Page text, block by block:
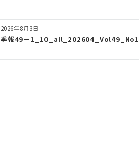
2026年8月3日
季報49－1_10_all_202604_Vol49_No1